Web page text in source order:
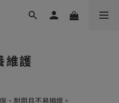
維護
、耐用且不易損壞。